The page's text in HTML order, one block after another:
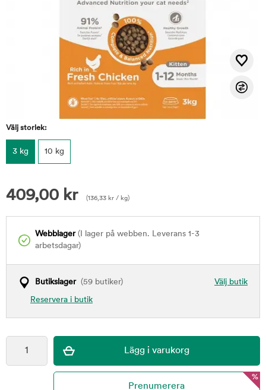
Välj storlek:
3 kg 10 kg
409,00 kr (136,33 kr / kg)
Webblager(I lager på webben. Leverans 1-3
arbetsdagar)
Välj butik
Butikslager(59 butiker)
Reservera i butik
%